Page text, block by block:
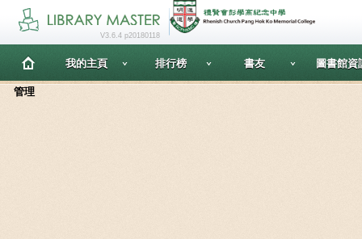
V3.6.4 p20180118
我的主頁 排行榜 書友 圖書館資
管理